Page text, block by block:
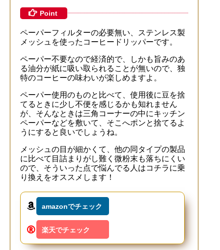
Point
ペーパーフィルターの必要無い、ステンレス製
メッシュを使ったコーヒードリッパーです。
ペーパー不要なので経済的で、しかも旨みのあ
る油分が紙に吸い取られることが無いので、独
特のコーヒーの味わいが楽しめますよ。
ペーパー使用のものと比べて、使用後に豆を捨
てるときに少し不便を感じるかも知れません
が、そんなときは三角コーナーの中にキッチン
ペーパーなどを敷いて、そこへポンと捨てるよ
うにすると良いでしょうね。
メッシュの目が細かくて、他の同タイプの製品
に比べて目詰まりがし難く微粉末も落ちにくい
ので、そういった点で悩んでる人はコチラに乗
り換えをオススメします！
amazonでチェック
楽天でチェック